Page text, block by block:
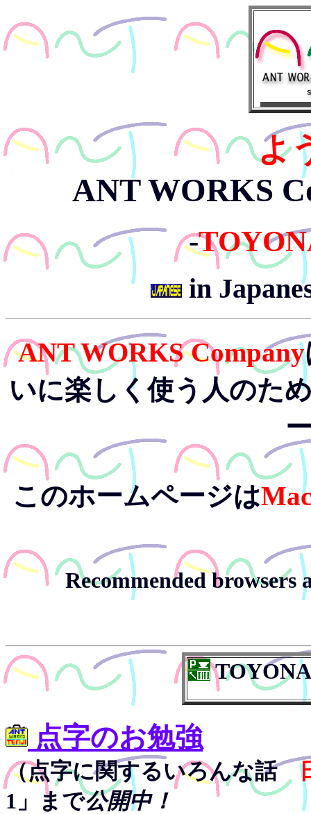
よ
ANT WORKS
-
in
ANT WORKS Company
いに楽しく使う人のた
このホームページは
Recommended browsers
点字のお勉強
（点字に関するいろんな話
1」まで公開中！